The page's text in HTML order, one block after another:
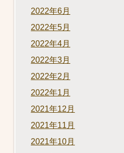
2022年6月
2022年5月
2022年4月
2022年3月
2022年2月
2022年1月
2021年12月
2021年11月
2021年10月